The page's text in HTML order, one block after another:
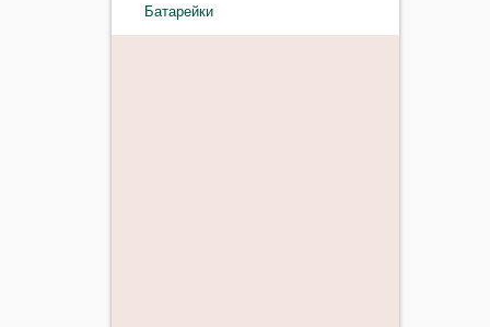
Батарейки